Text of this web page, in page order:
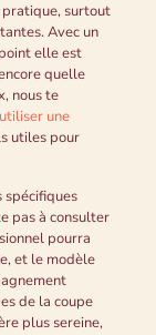
surtout
Avec un
elle est
quelle
nous te
une
utiles pour
spécifiques
pas à consulter
pourra
et le modèle
de la coupe
plus sereine,